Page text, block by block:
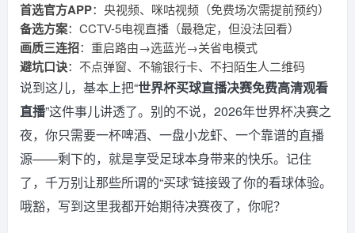
首选官方APP：央视频、咪咕视频（免费场次需提前预约）
备选方案：CCTV-5电视直播（最稳定，但没法回看）
画质三连招：重启路由→选蓝光→关省电模式
避坑口诀：不点弹窗、不输银行卡、不扫陌生人二维码
说到这儿，基本上把“世界杯买球直播决赛免费高清观看
直播”这件事儿讲透了。别的不说，2026年世界杯决赛之
夜，你只需要一杯啤酒、一盘小龙虾、一个靠谱的直播
源——剩下的，就是享受足球本身带来的快乐。记住
了，千万别让那些所谓的“买球”链接毁了你的看球体验。
哦豁，写到这里我都开始期待决赛夜了，你呢？